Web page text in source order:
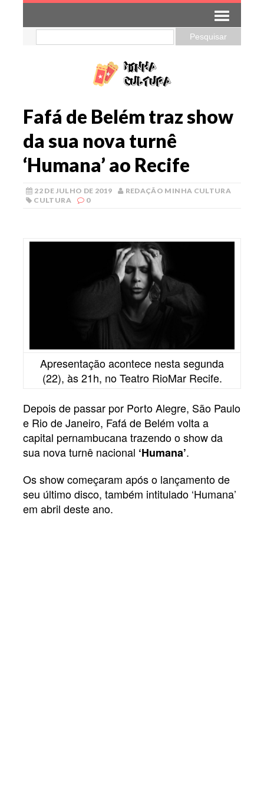
Fafá de Belém traz show
da sua nova turnê
‘Humana’ ao Recife
22 DE JULHO DE 2019
REDAÇÃO MINHA CULTURA
CULTURA
0
Apresentação acontece nesta segunda
(22), às 21h, no Teatro RioMar Recife.
Depois de passar por Porto Alegre, São Paulo
e Rio de Janeiro, Fafá de Belém volta a
capital pernambucana trazendo o show da
sua nova turnê nacional ‘Humana’.
Os show começaram após o lançamento de
seu último disco, também intitulado ‘Humana’
em abril deste ano.